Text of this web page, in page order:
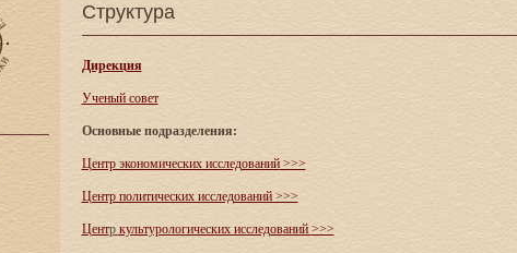
Структура
Дирекция
Ученый совет
Основные подразделения:
Центр экономических исследований>>>
Центр политических исследований >>>
Центр культурологических исследований >>>